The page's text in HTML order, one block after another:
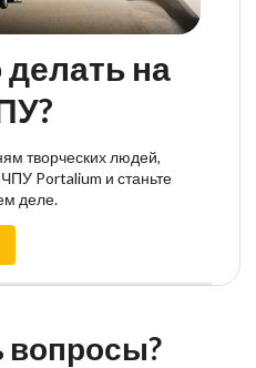
на
творческих людей,
Portalium и станьте
деле.
вопросы?